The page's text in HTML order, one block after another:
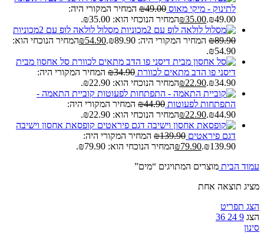
לתינוק - מיקי מאוס
₪49.00
המחיר המקורי היה:
₪49.00.
₪35.00
המחיר הנוכחי הוא: ₪35.00.
מסלול לולאה לופ עם 2מכוניות
₪89.90 המחיר המקורי היה: ₪89.90. ₪54.90
המחיר הנוכחי הוא:
₪54.90.
סל אחסון מבית
דיסני פו הדב מתאים לכוורת
₪34.90
המחיר המקורי היה:
₪34.90.
₪22.90
המחיר הנוכחי הוא: ₪22.90.
קוביית התאמה -
התפתחות לפעוטות
₪44.90
המחיר המקורי היה:
₪44.90.
₪22.90
המחיר הנוכחי הוא: ₪22.90.
קופסאת אחסון וישיבה
דגם פיראטים
₪139.90
המחיר המקורי היה:
₪139.90.
₪79.90
המחיר הנוכחי הוא: ₪79.90.
עמוד הבית מוצרים המתויגים “מים”
מציג תוצאה אחת
הצג תפריט
הצג 9
24
36
סינון